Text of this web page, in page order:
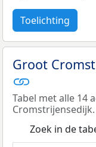
Toelichting
Groot
Tabel met alle 14
Cromstrijensedijk.
Zoek in de